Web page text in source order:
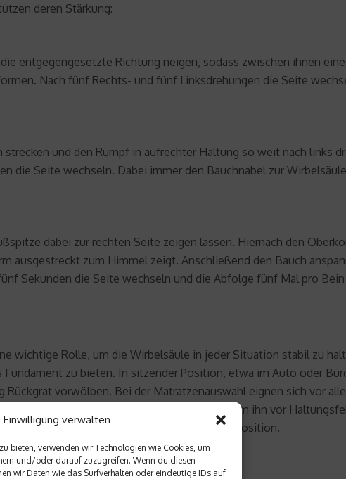
Einwilligung verwalten
bieten, verwenden wir Technologien wie Cookies, um
und/oder darauf zuzugreifen. Wenn du diesen
wir Daten wie das Surfverhalten oder eindeutige IDs auf
deren Stärkung:
entgegengesetzte Richtung neigen, sodass zwischen ihnen
Nach fünf Rechts- und fünf Linksdrehungen die Seite
und den Rumpf in aufrechter Haltung so weit nach links
die Seite wechseln. Dabei immer den Bauchnabel zur
dabei zur rechten Seite zeigen lassen. Hiernach den
ausgestreckt zum Himmel zeigt. Anschließend den Bauch
Sekunden die Seite wechseln und die Abfolge fünf Mal pro
wichtige Rolle, um die Wirbelsäule in jeder Situation stabil zu
zu bieten. In sitzender Position, etwa im Auto oder
vorwölben. Bei der Matratzenauswahl eignen sich vor
dem Rücken gleichzeitig ausreichend Halt, um ihn vor
und fördern weiterhin eine gesunde Liegeposition.
Kollegen